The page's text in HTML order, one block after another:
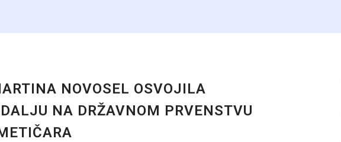
NOVOSEL OSVOJILA
NA DRŽAVNOM PRVENSTVU